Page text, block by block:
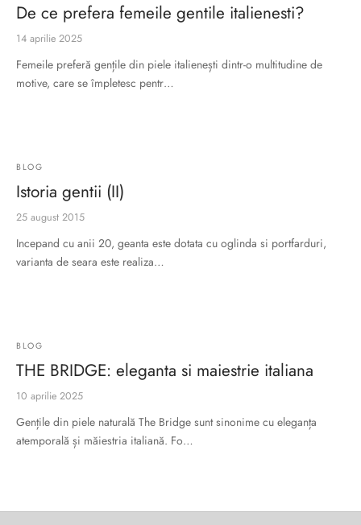
De ce prefera femeile gentile italienesti?
14 aprilie 2025
Femeile preferă gențile din piele italienești dintr-o multitudine de
motive, care se împletesc pentr…
BLOG
Istoria gentii (II)
25 august 2015
Incepand cu anii 20, geanta este dotata cu oglinda si portfarduri,
varianta de seara este realiza…
BLOG
THE BRIDGE: eleganta si maiestrie italiana
10 aprilie 2025
Gențile din piele naturală The Bridge sunt sinonime cu eleganța
atemporală și măiestria italiană. Fo…